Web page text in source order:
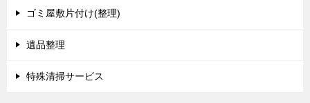
ゴミ屋敷片付け(整理)
遺品整理
特殊清掃サービス